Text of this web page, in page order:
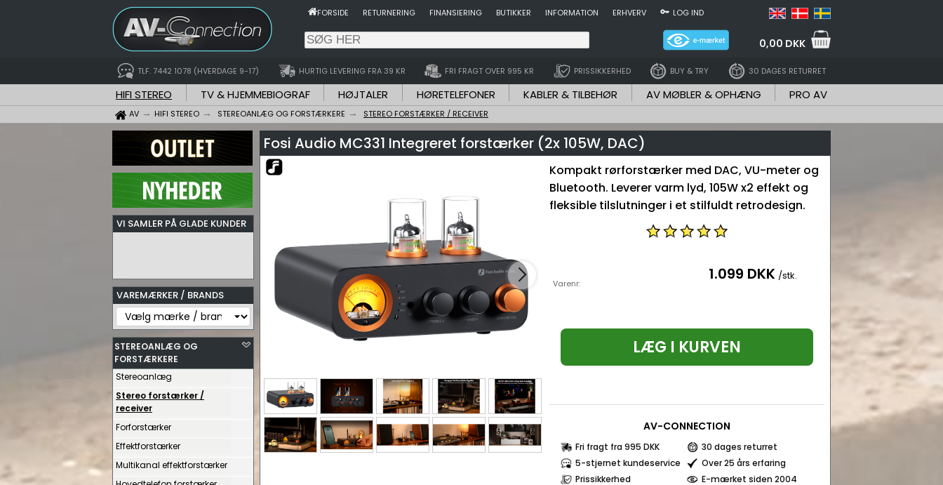
FORSIDE RETURNERING FINANSIERING BUTIKKER INFORMATION ERHVERV LOG IND
0,00 DKK
TLF. 7442 1078 (HVERDAGE 9-17) HURTIG LEVERING FRA 39 KR FRI FRAGT OVER 995 KR PRISSIKKERHED BUY & TRY 30 DAGES RETURRET
HIFI STEREO TV & HJEMMEBIOGRAF HØJTALER HØRETELEFONER KABLER & TILBEHØR AV MØBLER & OPHÆNG PRO AV
AV HIFI STEREO STEREOANLÆG OG FORSTÆRKERE STEREO FORSTÆRKER / RECEIVER
VI SAMLER PÅ GLADE KUNDER
VAREMÆRKER / BRANDS
STEREOANLÆG OG
FORSTÆRKERE
Stereoanlæg
Stereo forstærker /
receiver
Forforstærker
Effektforstærker
Multikanal effektforstærker
Fosi Audio MC331 Integreret forstærker (2x 105W, DAC)
Kompakt rørforstærker med DAC, VU-meter og
Bluetooth. Leverer varm lyd, 105W x2 effekt og
fleksible tilslutninger i et stilfuldt retrodesign.
Varenr: 1.099 DKK /stk.
LÆG I KURVEN
AV-CONNECTION
Fri fragt fra 995 DKK
30 dages returret
5-stjernet kundeservice
Over 25 års erfaring
Prissikkerhed
E-mærket siden 2004